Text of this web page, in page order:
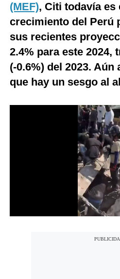
EEUU
México
Internacional
Tecnología
Club del Suscriptor
(MEF), Citi todavía es
crecimiento del Perú
sus recientes
2.4% para este 2024,
(-0.6%) del 2023.
que hay un sesgo al